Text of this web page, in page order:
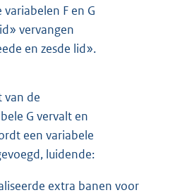
F en G
vervangen
en zesde lid».
van de
G vervalt en
een variabele
luidende:
extra banen voor